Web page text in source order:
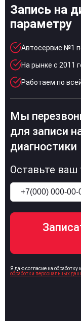
Запись на
параметру
Автосервис №1
На рынке с 2011
Работаем по
Мы
для записи
диагностики
Оставьте ваш
Я даю согласие на
обработки персональных